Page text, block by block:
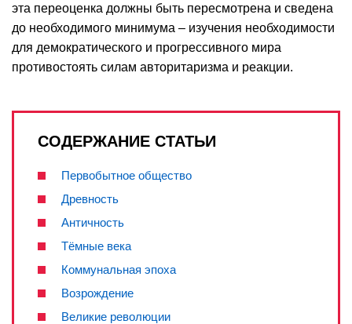
эта переоценка должны быть пересмотрена и сведена
до необходимого минимума – изучения необходимости
для демократического и прогрессивного мира
противостоять силам авторитаризма и реакции.
СОДЕРЖАНИЕ СТАТЬИ
Первобытное общество
Древность
Античность
Тёмные века
Коммунальная эпоха
Возрождение
Великие революции